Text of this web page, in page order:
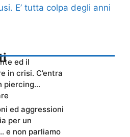
E’ tutta colpa degli anni
ed il
in crisi. C’entra
piercing…
ed aggressioni
per un
e non parliamo